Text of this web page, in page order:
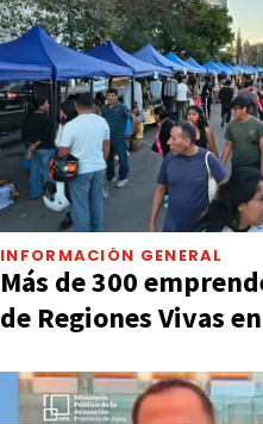
INFORMACIÓN GENERAL
Más de 300
de Regiones Vivas